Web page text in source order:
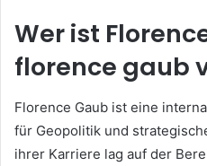
Wer ist
florence gaub
Florence Gaub ist eine
für Geopolitik und
ihrer Karriere lag auf der